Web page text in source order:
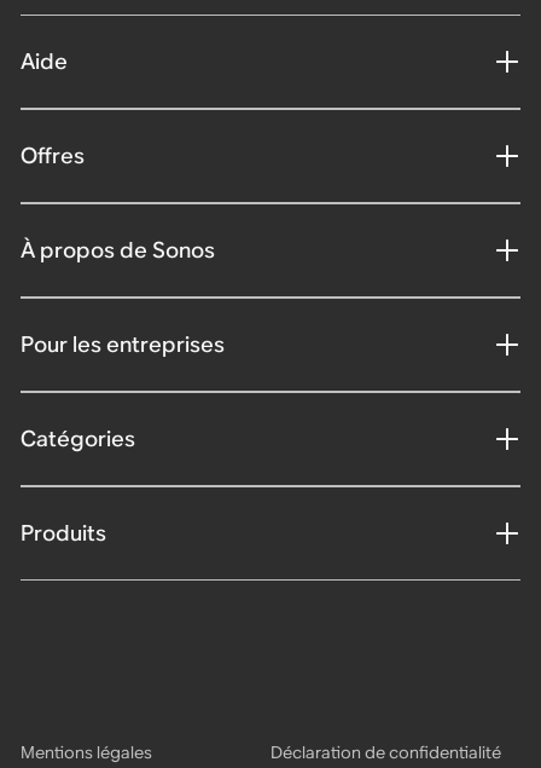
Aide
Offres
À propos de Sonos
Pour les entreprises
Catégories
Produits
Mentions légales Déclaration de confidentialité